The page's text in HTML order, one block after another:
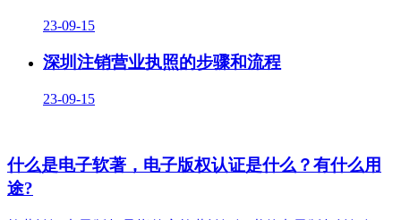
23-09-15
深圳注销营业执照的步骤和流程
23-09-15